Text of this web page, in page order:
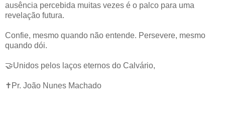
ausência percebida muitas vezes é o palco para uma
revelação futura.
Confie, mesmo quando não entende. Persevere, mesmo
quando dói.
🤝Unidos pelos laços eternos do Calvário,
✝️Pr. João Nunes Machado